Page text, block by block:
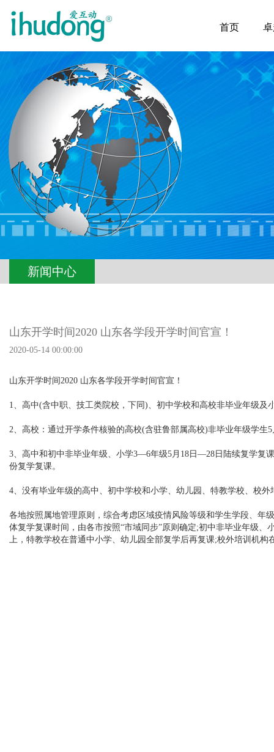
首页
新闻中心
山东开学时间2020 山东各学段开学时间官宣！
2020-05-14 00:00:00
山东开学时间2020 山东各学段开学时间官宣！
1、高中(含中职、技工类院校，下同)、初中学校和高校非毕业年级
2、高校：通过开学条件核验的高校(含驻鲁部属高校)非毕业年级学
3、高中和初中非毕业年级、小学3—6年级5月18日—28日陆续复学复
份复学复课。
4、没有毕业年级的高中、初中学校和小学、幼儿园、特教学校、校
各地按照属地管理原则，综合考虑区域疫情风险等级和学生学段、年
体复学复课时间，由各市按照“市域同步”原则确定;初中非毕业年级
上，特教学校在普通中小学、幼儿园全部复学后再复课;校外培训机构